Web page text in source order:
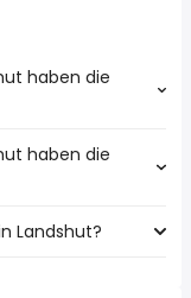
haben die
meisten
haben die
den meisten
Landshut?